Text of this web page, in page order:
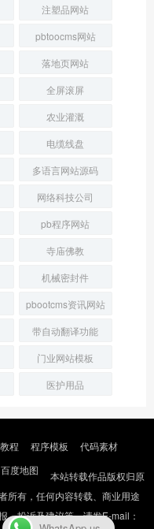
注塑品网站
pbtoocms网站
落地页网站
全屏滚屏
农业灌溉
电缆线盘
多语言网站源码
网络科技公司
pb程序网站
寺庙佛教
机械密封件
pbootcms资讯网站
带自动翻译功能
门业网站模板
医护用品
程 程序模板
代码素材
百度地图
本站转载作品版权归原
所有，任何内容转载、商业用途
、投诉及建议等，请发E-mail：